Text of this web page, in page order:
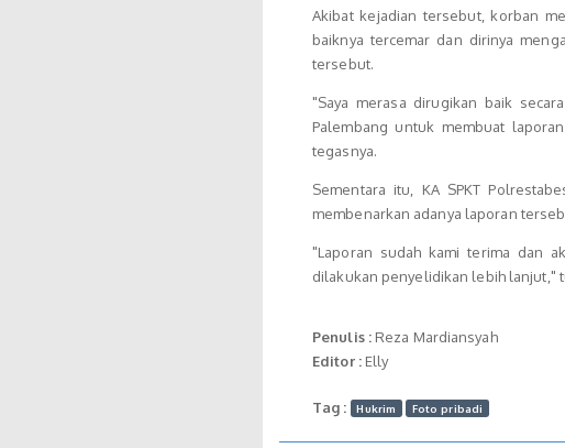
Akibat kejadian tersebut, korban
baiknya tercemar dan dirinya
tersebut.
"Saya merasa dirugikan baik
Palembang untuk membuat
tegasnya.
Sementara itu, KA SPKT
membenarkan adanya laporan
"Laporan sudah kami terima dan
dilakukan penyelidikan lebih lanjut,"
Penulis :Reza Mardiansyah
Editor :Elly
Tag : Hukrim Foto pribadi